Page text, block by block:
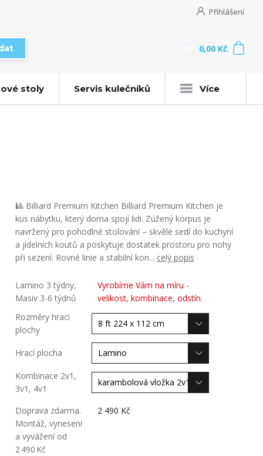
Přihlášení
0,00 Kč
stoly Servis kulečníků Více
🎱 Billiard Premium Kitchen Billiard Premium Kitchen je
kus nábytku, který doma spojí lidi. Zúžený korpus je
navržený pro pohodlné stolování – skvěle sedí do kuchyní
a jídelních koutů a poskytuje dostatek prostoru pro nohy
při sezení. Rovné linie a stabilní kon... celý popis
Lamino 3 týdny,
Masiv 3-6 týdnů
Vyrobíme Vám na míru -
velikost, kombinace, odstín.
Rozměry hrací
plochy
Hrací plocha
Kombinace 2v1,
3v1, 4v1
Doprava zdarma.
Montáž, vynesení
a vyvážení od
2 490 Kč
2 490 Kč